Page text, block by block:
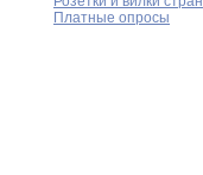
Платные опросы